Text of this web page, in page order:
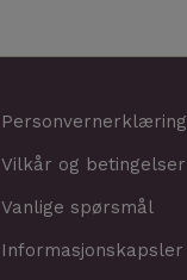
Personvernerklæring
Vilkår og betingelser
Vanlige spørsmål
Informasjonskapsler